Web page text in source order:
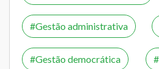
Gestão administrativa
Gestão democrática